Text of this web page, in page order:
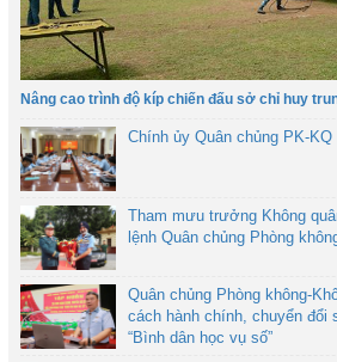
Nâng cao trình độ kíp chiến đấu sở chỉ huy
Chính ủy Quân chủng PK-
Tham mưu trưởng Không
lệnh Quân chủng Phòng
Quân chủng Phòng không-
cách hành chính, chuyển đổi
“Bình dân học vụ số”